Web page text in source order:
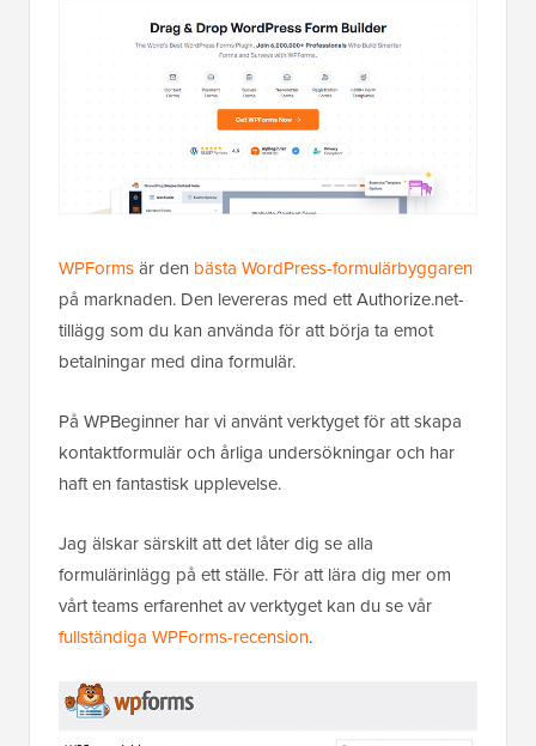
WPFormsär den bästa WordPress-formulärbyggaren
på marknaden. Den levereras med ett Authorize.net-
tillägg som du kan använda för att börja ta emot
betalningar med dina formulär.
På WPBeginner har vi använt verktyget för att skapa
kontaktformulär och årliga undersökningar och har
haft en fantastisk upplevelse.
Jag älskar särskilt att det låter dig se alla
formulärinlägg på ett ställe. För att lära dig mer om
vårt teams erfarenhet av verktyget kan du se vår
fullständiga WPForms-recension.